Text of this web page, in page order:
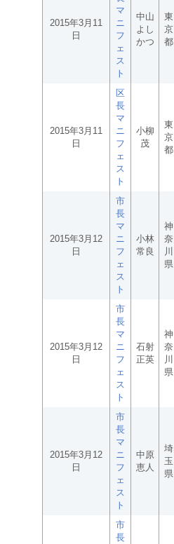
2015年3月11
日
マ
ニ
フ
ェ
ス
ト
中山
よし
かつ
東
京
都
2015年3月11
日
区
長
マ
ニ
フ
ェ
ス
ト
小柳
茂
東
京
都
2015年3月12
日
市
長
マ
ニ
フ
ェ
ス
ト
小林
常良
神
奈
川
県
2015年3月12
日
市
長
マ
ニ
フ
ェ
ス
ト
石射
正英
神
奈
川
県
2015年3月12
日
市
長
マ
ニ
フ
ェ
ス
ト
中原
恵人
埼
玉
県
市
長